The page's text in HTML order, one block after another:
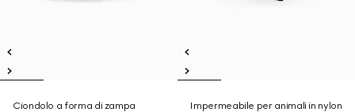
Ciondolo a forma di zampa
Impermeabile per animali in nylon